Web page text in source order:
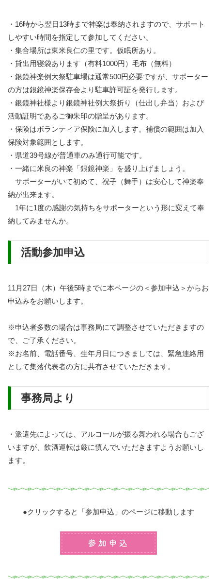
・16時から翌日13時まで神楽は奉納されますので、サポート
しやすい時間を指定して参加してください。
・集合場所は東米良仁の里です。仮眠所あり。
・貸出用寝袋あります（有料1000円）毛布（無料）
・銀鏡神楽例大祭駐車場は通常500円必要ですが、サポーター
の方は銀鏡神楽保存会より駐車許可証を発行します。
・銀鏡神社様より銀鏡神社例大祭折り（仕出し弁当）および
活動証明であるご御朱印の贈呈があります。
・保険はボランティア保険に加入します。補償の範囲は加入
保険対象範囲とします。
・県道39号線が普通車のみ通行可能です。
・一緒に米良の神楽「銀鏡神楽」を盛り上げましょう。
サポーターがいて初めて、祝子（舞手）は安心して神楽奉
納が出来ます。
1年に1度の感謝の気持ちをサポーターという形に変えて奉
納してみませんか。
活動参加申込
11月27日（木）午後5時までに本ページの＜参加申込＞からお
申込みをお願いします。
※申込者多数の場合は事務局にて調整させていただきますの
で、ご了承ください。
※お名前、電話番号、生年月日につきましては、緊急連絡用
として集落代表者の方に共有させていただきます。
事務局より
・派遣先によっては、アルコールが振る舞われる場合もござ
いますが、飲酒運転は厳に慎んでいただきますようお願いし
ます。
●クリックすると「参加申込」のページに移動します